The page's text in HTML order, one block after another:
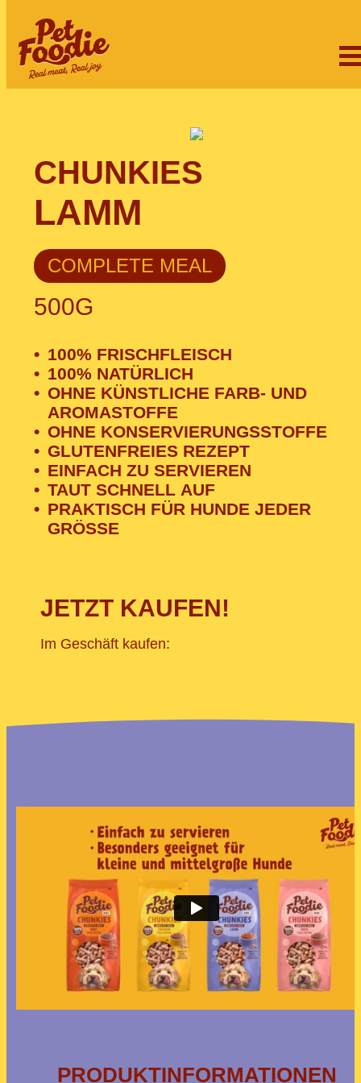
CHUNKIES
LAMM
COMPLETE MEAL
500G
100% FRISCHFLEISCH
100% NATÜRLICH
OHNE KÜNSTLICHE FARB- UND
AROMASTOFFE
OHNE KONSERVIERUNGSSTOFFE
GLUTENFREIES REZEPT
EINFACH ZU SERVIEREN
TAUT SCHNELL AUF
PRAKTISCH FÜR HUNDE JEDER
GRÖSSE
JETZT KAUFEN!
Im Geschäft kaufen:
PRODUKTINFORMATIONEN